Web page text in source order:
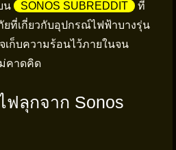
น
SONOS SUBREDDIT
ที่
ยที่เกี่ยวกับอุปกรณ์ไฟฟ้าบางรุ่น
เก็บความร้อนไว้ภายในจน
คาดคิด
ลุกจาก Sonos